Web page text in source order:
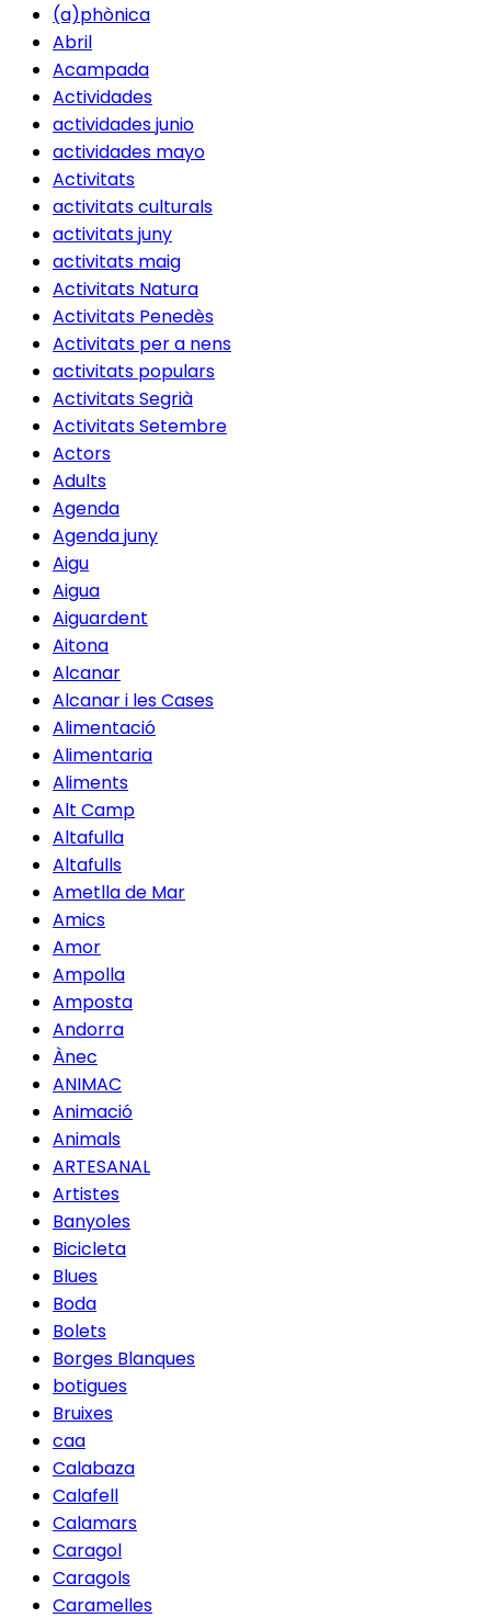
(a)phònica
Abril
Acampada
Actividades
actividades junio
actividades mayo
Activitats
activitats culturals
activitats juny
activitats maig
Activitats Natura
Activitats Penedès
Activitats per a nens
activitats populars
Activitats Segrià
Activitats Setembre
Actors
Adults
Agenda
Agenda juny
Aigu
Aigua
Aiguardent
Aitona
Alcanar
Alcanar i les Cases
Alimentació
Alimentaria
Aliments
Alt Camp
Altafulla
Altafulls
Ametlla de Mar
Amics
Amor
Ampolla
Amposta
Andorra
Ànec
ANIMAC
Animació
Animals
ARTESANAL
Artistes
Banyoles
Bicicleta
Blues
Boda
Bolets
Borges Blanques
botigues
Bruixes
caa
Calabaza
Calafell
Calamars
Caragol
Caragols
Caramelles